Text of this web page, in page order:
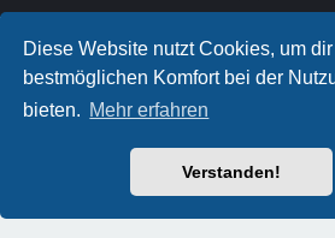
Diese Website nutzt Cookies, um
bestmöglichen Komfort bei der
bieten. Mehr erfahren
Verstanden!